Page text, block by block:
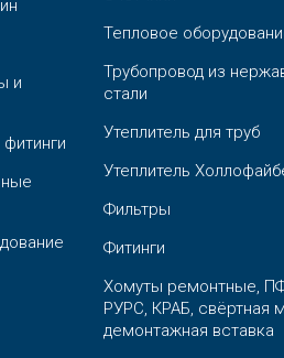
и
Тепловое
Трубопровод из
стали
Утеплитель для труб
Утеплитель
Фильтры
Фитинги
Хомуты ремонтные,
РУРС, КРАБ, свёртная
демонтажная вставка